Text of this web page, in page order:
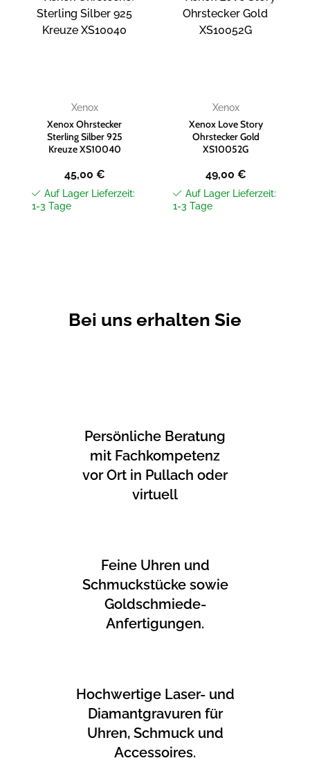
Wunschliste
Xenox
Xenox Ohrstecker
Sterling Silber 925
Kreuze XS10040
45,00 €
Auf Lager Lieferzeit:
1-3 Tage
Zur
Wunschliste
Xenox
Xenox Love Story
Ohrstecker Gold
XS10052G
49,00 €
Auf Lager Lieferzeit:
1-3 Tage
Bei uns erhalten Sie
Persönliche Beratung
mit Fachkompetenz
vor Ort in Pullach oder
virtuell
Feine Uhren und
Schmuckstücke sowie
Goldschmiede-
Anfertigungen.
Hochwertige Laser- und
Diamantgravuren für
Uhren, Schmuck und
Accessoires.